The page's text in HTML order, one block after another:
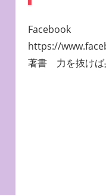
Facebook
https://
著書 力を抜け